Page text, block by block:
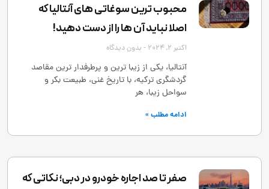
محبوب ترین سوغاتی های آنتالیا که
اصلا نباید آن ها را از دست دهید!
اکتبر 2, 2024 بدون دیدگاه
آنتالیا، یکی از زیبا ترین و پرطرفدار ترین مقاصد
گردشگری ترکیه، با تاریخ غنی، طبیعت بکر و
سواحل زیبا، هر
ادامه مطلب »
صفر تا صد اجاره خودرو در دبی؛ نکاتی که